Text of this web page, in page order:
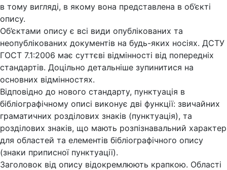
в тому вигляді, в якому вона представлена в об’єкті
опису.
Об’єктами опису є всі види опублікованих та
неопублікованих документів на будь-яких носіях. ДСТУ
ГОСТ 7.1:2006 має суттєві відмінності від попередніх
стандартів. Доцільно детальніше зупинитися на
основних відмінностях.
Відповідно до нового стандарту, пунктуація в
бібліографічному описі виконує дві функції: звичайних
граматичних розділових знаків (пунктуація), та
розділових знаків, що мають розпізнавальний характер
для областей та елементів бібліографічного опису
(знаки приписної пунктуації).
Заголовок від опису відокремлюють крапкою. Області